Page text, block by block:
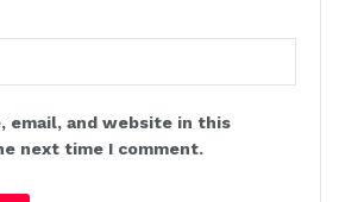
email, and website in this
next time I comment.